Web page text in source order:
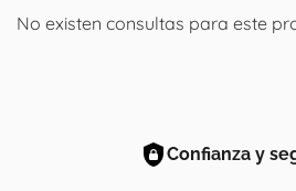
No existen consultas para este
Confianza y